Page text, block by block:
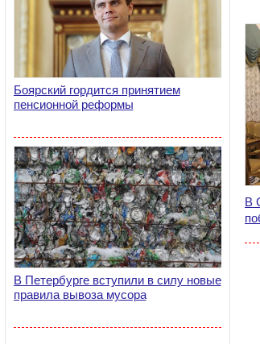
Боярский гордится принятием
пенсионной реформы
В Петербурге вступили в силу новые
правила вывоза мусора
В